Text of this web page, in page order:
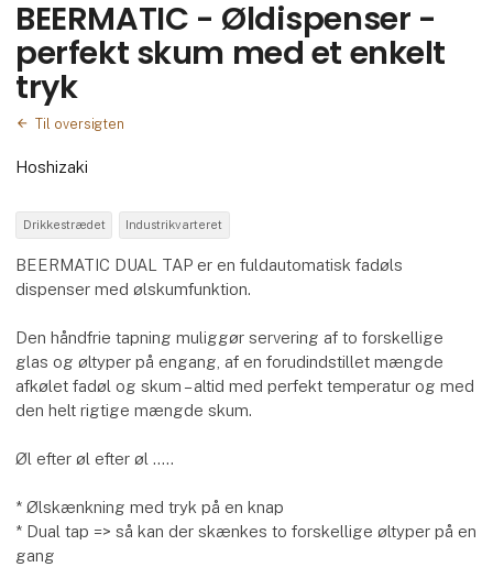
BEERMATIC - Øldispenser -
perfekt skum med et enkelt
tryk
Til oversigten
Hoshizaki
Drikkestrædet Industrikvarteret
BEERMATIC DUAL TAP er en fuldautomatisk fadøls
dispenser med ølskumfunktion.
Den håndfrie tapning muliggør servering af to forskellige
glas og øltyper på engang, af en forudindstillet mængde
afkølet fadøl og skum – altid med perfekt temperatur og med
den helt rigtige mængde skum.
Øl efter øl efter øl .....
* Ølskænkning med tryk på en knap
* Dual tap => så kan der skænkes to forskellige øltyper på en
gang